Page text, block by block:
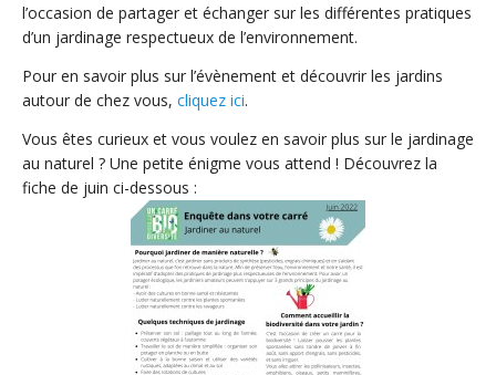
l’occasion de partager et échanger sur les différentes pratiques
d’un jardinage respectueux de l’environnement.
Pour en savoir plus sur l’évènement et découvrir les jardins
autour de chez vous, cliquez ici.
Vous êtes curieux et vous voulez en savoir plus sur le jardinage
au naturel ? Une petite énigme vous attend ! Découvrez la
fiche de juin ci-dessous :